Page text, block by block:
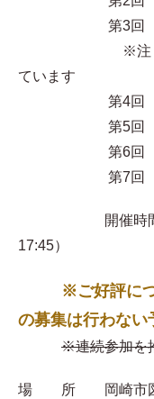
第3回 9月
※注：当初ご
ています
第4回 10
第5回 11
第6回 12
第7回 1月
開催時間：全
17:45）
※ご好評に
の募集は行わない
※連続参加を
場 所 岡崎市図書